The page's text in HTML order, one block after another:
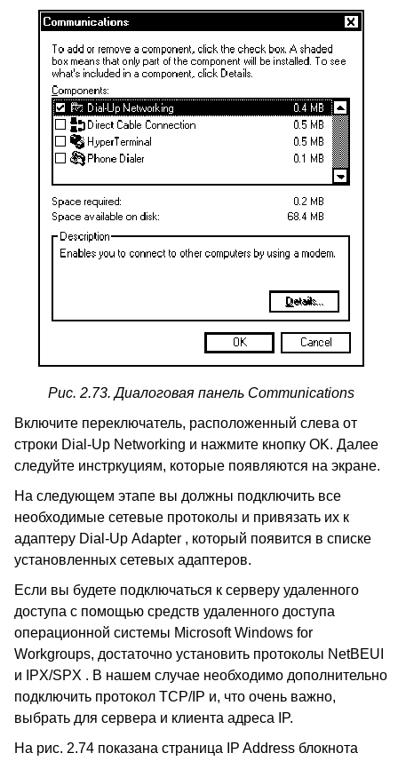
Рис. 2.73. Диалоговая панель Communications
Включите переключатель, расположенный слева от
строки Dial-Up Networking и нажмите кнопку OK. Далее
следуйте инстркуциям, которые появляются на экране.
На следующем этапе вы должны подключить все
необходимые сетевые протоколы и привязать их к
адаптеру Dial-Up Adapter , который появится в списке
установленных сетевых адаптеров.
Если вы будете подключаться к серверу удаленного
доступа с помощью средств удаленного доступа
операционной системы Microsoft Windows for
Workgroups, достаточно установить протоколы NetBEUI
и
IPX/SPX . В нашем случае необходимо дополнительно
подключить протокол TCP/IP и, что очень важно,
выбрать для сервера и клиента адреса
IP.
На рис. 2.74 показана страница
IP Address блокнота